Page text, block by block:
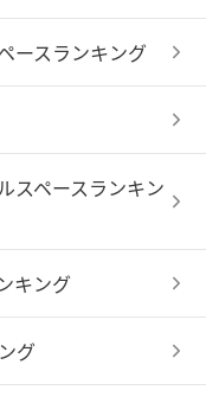
ースランキング
スペースランキン
キング
グ